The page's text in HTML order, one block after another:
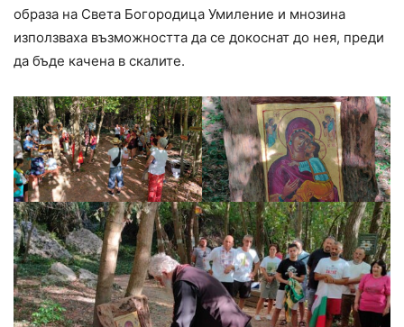
образа на Света Богородица Умиление и мнозина
използваха възможността да се докоснат до нея, преди
да бъде качена в скалите.